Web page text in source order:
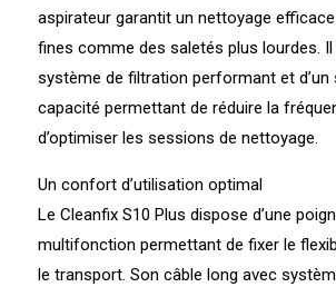
aspirateur garantit un nettoyage
fines comme des saletés plus lourdes. Il
système de filtration performant et d’un
capacité permettant de réduire la
d’optimiser les sessions de nettoyage.
Un confort d’utilisation optimal
Le Cleanfix S10 Plus dispose d’une
multifonction permettant de fixer le
le transport. Son câble long avec